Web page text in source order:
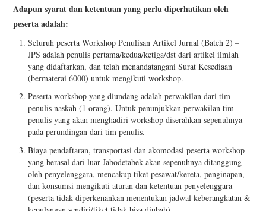
Adapun syarat dan ketentuan yang perlu diperhatikan oleh
peserta adalah:
Seluruh peserta Workshop Penulisan Artikel Jurnal (Batch 2) –
JPS adalah penulis pertama/kedua/ketiga/dst dari artikel ilmiah
yang didaftarkan, dan telah menandatangani Surat Kesediaan
(bermaterai 6000) untuk mengikuti workshop.
Peserta workshop yang diundang adalah perwakilan dari tim
penulis naskah (1 orang). Untuk penunjukkan perwakilan tim
penulis yang akan menghadiri workshop diserahkan sepenuhnya
pada perundingan dari tim penulis.
Biaya pendaftaran, transportasi dan akomodasi peserta workshop
yang berasal dari luar Jabodetabek akan sepenuhnya ditanggung
oleh penyelenggara, mencakup tiket pesawat/kereta, penginapan,
dan konsumsi mengikuti aturan dan ketentuan penyelenggara
(peserta tidak diperkenankan menentukan jadwal keberangkatan &